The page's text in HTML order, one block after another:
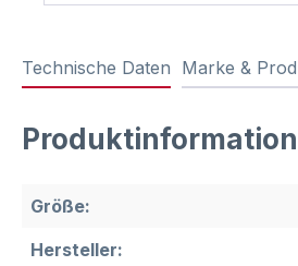
Technische Daten Marke &
Größe:
Hersteller: